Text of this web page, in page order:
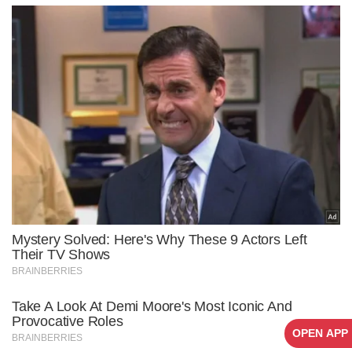
OPEN APP